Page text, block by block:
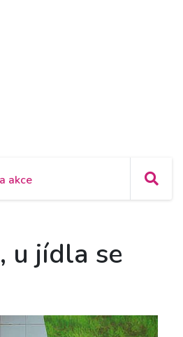
akce
u jídla se